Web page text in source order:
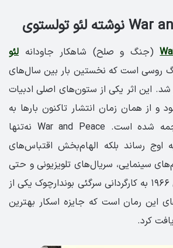
(جنگ و صلح) شاهکار جاودانه لئو
روسی است که نخستین بار بین سال‌های
منتشر شد. این اثر یکی از ستون‌های اصلی ادبیات
از همان زمان انتشار تاکنون بارها به
زبان‌های مختلف ترجمه شده است. War and Peace نه‌تنها
اوج رساند بلکه الهام‌بخش اقتباس‌های
سینمایی، سریال‌های تلویزیونی و حتی
اپرا شد. فیلم حماسی ۱۹۶۶ به کارگردانی سرگئی بوندارچوک یکی از
این رمان است که جایزه اسکار بهترین
کرد.